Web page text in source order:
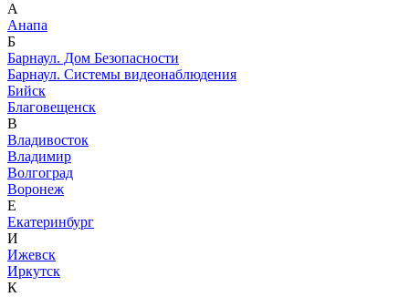
А
Анапа
Б
Барнаул. Дом Безопасности
Барнаул. Системы видеонаблюдения
Бийск
Благовещенск
В
Владивосток
Владимир
Волгоград
Воронеж
Е
Екатеринбург
И
Ижевск
Иркутск
К